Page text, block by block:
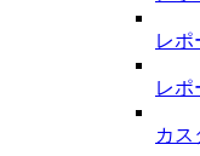
レポ
レポ
カス